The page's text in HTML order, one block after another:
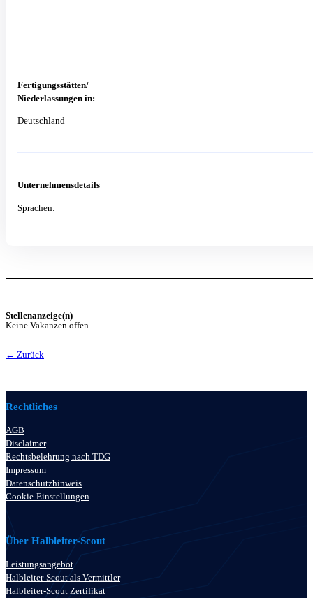
Fertigungsstätten/
Niederlassungen in:
Deutschland
Unternehmensdetails
Sprachen:
Stellenanzeige(n)
Keine Vakanzen offen
← Zurück
Rechtliches
AGB
Disclaimer
Rechtsbelehrung nach TDG
Impressum
Datenschutzhinweis
Cookie-Einstellungen
Über Halbleiter-Scout
Leistungsangebot
Halbleiter-Scout als Vermittler
Halbleiter-Scout Zertifikat